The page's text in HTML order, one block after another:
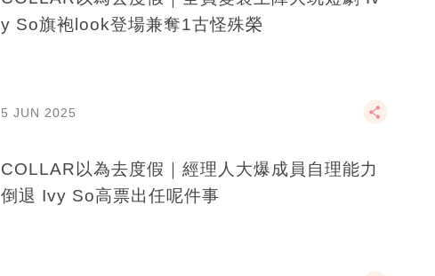
y So旗袍look登場兼奪1古怪殊榮
5 JUN 2025
COLLAR以為去度假｜經理人大爆成員自理能力
倒退 Ivy So高票出任呢件事